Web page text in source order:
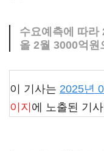
수요예측에 따라
올 2월 3000억원
이 기사는 2025년
이지 에 노출된 기